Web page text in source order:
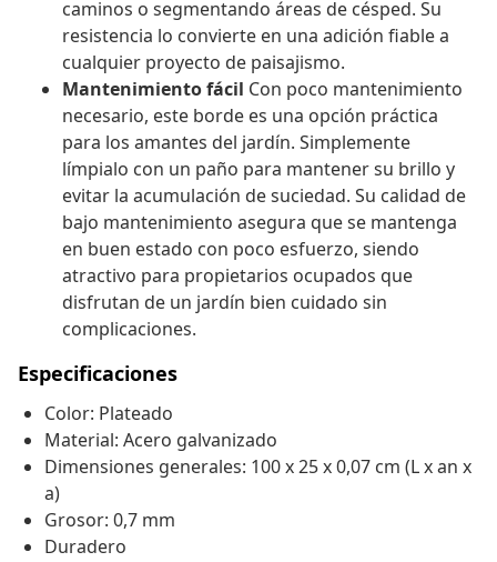
caminos o segmentando áreas de césped. Su
resistencia lo convierte en una adición fiable a
cualquier proyecto de paisajismo.
Mantenimiento fácil Con poco mantenimiento
necesario, este borde es una opción práctica
para los amantes del jardín. Simplemente
límpialo con un paño para mantener su brillo y
evitar la acumulación de suciedad. Su calidad de
bajo mantenimiento asegura que se mantenga
en buen estado con poco esfuerzo, siendo
atractivo para propietarios ocupados que
disfrutan de un jardín bien cuidado sin
complicaciones.
Especificaciones
Color: Plateado
Material: Acero galvanizado
Dimensiones generales: 100 x 25 x 0,07 cm (L x an x
a)
Grosor: 0,7 mm
Duradero